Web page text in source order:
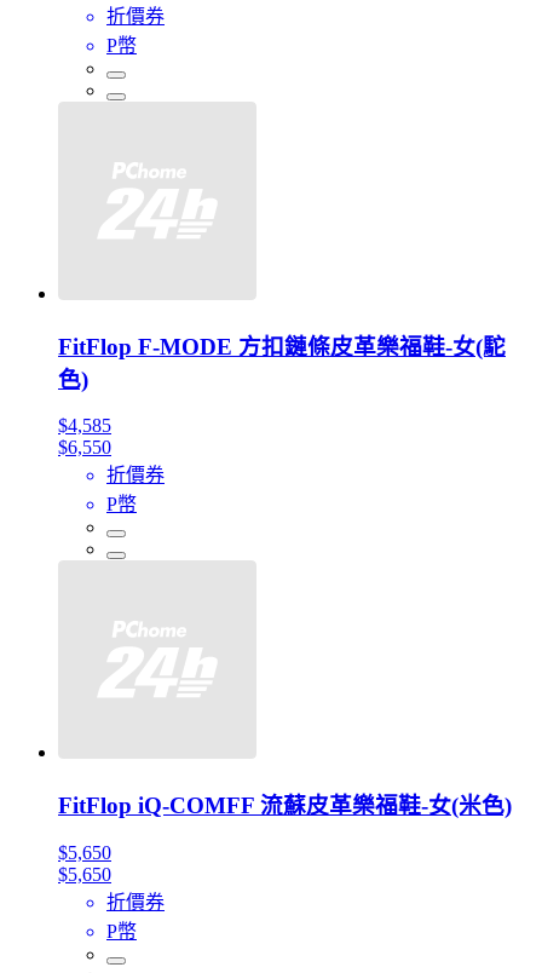
折價券
P幣
FitFlop F-MODE 方扣鏈條皮革樂福鞋-女(駝
色)
$4,585
$6,550
折價券
P幣
FitFlop iQ-COMFF 流蘇皮革樂福鞋-女(米色)
$5,650
$5,650
折價券
P幣